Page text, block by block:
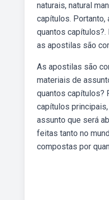
naturais, natural
capítulos. Portanto,
quantos capítulos?.
as apostilas são
As apostilas são
materiais de
quantos capítulos?
capítulos
assunto que será
feitas tanto no
compostas por